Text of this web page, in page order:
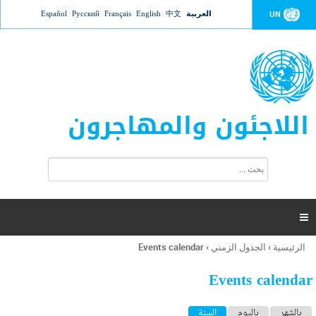
Jump to navigation UN العربية 中文
English
Français
Русский
Español
اللاجئون والمهاجرون
ت
ر
ل
ح
ب

أنت
هنا
الرئيسية › الجدول الزمني ›
Events calendar
Events calendar